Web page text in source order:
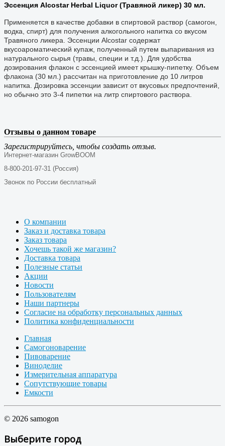
Эссенция Alcostar Herbal Liquor (Травяной ликер) 30 мл.
Применяется в качестве добавки в спиртовой раствор (самогон,
водка, спирт) для получения алкогольного напитка со вкусом
Травяного ликера. Эссенции Alcostar содержат
вкусоароматический купаж, полученный путем выпаривания из
натурального сырья (травы, специи и т.д.). Для удобства
дозирования флакон с эссенцией имеет крышку-пипетку. Объем
флакона (30 мл.) рассчитан на приготовление до 10 литров
напитка. Дозировка эссенции зависит от вкусовых предпочтений,
но обычно это 3-4 пипетки на литр спиртового раствора.
Отзывы о данном товаре
Зарегистрируйтесь, чтобы создать отзыв.
Интернет-магазин GrowBOOM
8-800-201-97-31 (Россия)
Звонок по России бесплатный
О компании
Заказ и доставка товара
Заказ товара
Хочешь такой же магазин?
Доставка товара
Полезные статьи
Акции
Новости
Пользователям
Наши партнеры
Согласие на обработку персональных данных
Политика конфиденциальности
Главная
Самогоноварение
Пивоварение
Виноделие
Измерительная аппаратура
Сопутствующие товары
Емкости
© 2026 samogon
Выберите город